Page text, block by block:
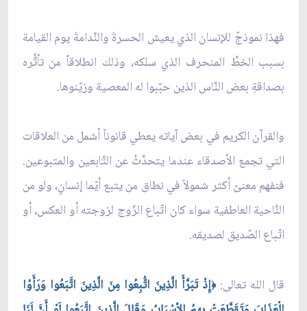
فهذا نموذجٌ للإنسان الذي يعيش الحسرةَ والنَّدامةَ يوم القيامة
بسبب الخطِّ المنحرف الذي سلكه، وذلك انطلاقاً من تأثُّره
بصداقةِ بعض النَّاس الذين حبّبوا له المعصية وزيّنوها.
والقرآن الكريم في بعض آياته يعطي قانوناً أشمل من العلاقات
التي تجمع الأصدقاء عندما يتحدَّثُ عن التَّابعين والمتبوعين.
فنفهم معنىً أكثر شمولاً في نطاق من يتبع أيّما إنسانٍ، ولو من
النَّاحية العاطفية سواء كان اتّباع الزّوج لزوجته أو العكس، أو
اتّباع الصّديق لصديقه.
قال الله تعالى:﴿إِذْ تَبَرَّأَ الَّذِينَ اتُّبِعُوا مِنَ الَّذِينَ اتَّبَعُوا وَرَأَوُا